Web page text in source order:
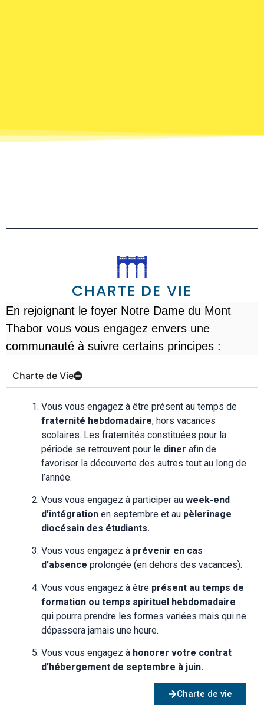
CHARTE DE VIE
En rejoignant le foyer Notre Dame du Mont
Thabor vous vous engagez envers une
communauté à suivre certains principes :
Charte de Vie
Vous vous engagez à être présent au temps de
fraternité hebdomadaire, hors vacances
scolaires. Les fraternités constituées pour la
période se retrouvent pour le diner afin de
favoriser la découverte des autres tout au long de
l’année.
Vous vous engagez à participer au week-end
d’intégration en septembre et au pèlerinage
diocésain des étudiants.
Vous vous engagez à prévenir en cas
d’absence prolongée (en dehors des vacances).
Vous vous engagez à être présent au temps de
formation ou temps spirituel hebdomadaire
qui pourra prendre les formes variées mais qui ne
dépassera jamais une heure.
Vous vous engagez à honorer votre contrat
d’hébergement de septembre à juin.
Charte de vie